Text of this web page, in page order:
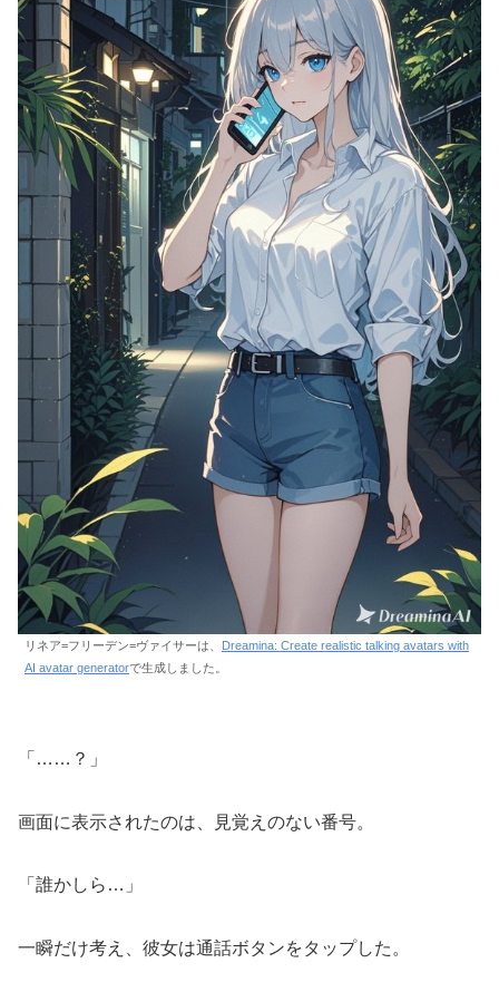
リネア=フリーデン=ヴァイサーは、
Dreamina: Create realistic talking avatars with
AI avatar generatorで生成しました。
「……？」
画面に表示されたのは、見覚えのない番号。
「誰かしら…」
一瞬だけ考え、彼女は通話ボタンをタップした。